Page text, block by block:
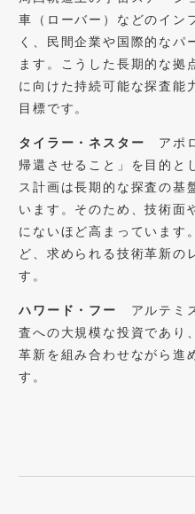
車（ローバー）などのイン
く、民間企業や国際的なパ
ます。こうした長期的な拠
に向けた持続可能な探査能
目標です。
タイラー・ネスター アポ
帰還させること」を目的と
ス計画は長期的な探査の基
います。そのため、技術面
にないほど高まっています
ど、求められる技術革新の
す。
ハワード・フー
アルテミ
査への大規模な投資であり
革新を組み合わせながら進
す。